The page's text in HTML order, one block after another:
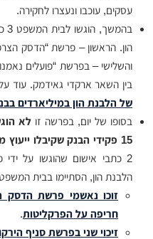
עסקים, עוכבו ונעצרו לחקירה.
הון. הראשון – פרשת “הדסק
והשלישי – בפרשת “פועלים
בין השאר ארקדי גאידמק. עוד
של הלבנת הון במיליארדים
בסופו של יום, בפרשה זו לא
15 פקידי הבנק שקיבלו ייעוץ משפטי ממשרדנו לא הועמד לדין
2 כתבי אישום שהוגשו על ידי
הלבנת הון, הסתיימו בבית
זוכו נאשמי פרשת הדסק
חריפה על הפרקליטות.
זיכוי שני בפרשת סניף